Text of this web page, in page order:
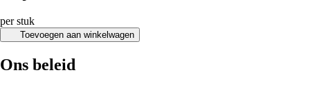
per stuk
Toevoegen aan winkelwagen
Ons beleid